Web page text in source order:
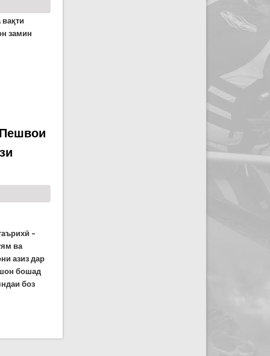
вақти
замин
имрӯз 83 километр шимолу ҷануби шаҳри
–
ва
азиз дар
бошад
боз
муҳтарам Эмомалӣ Раҳмон ба муносибати